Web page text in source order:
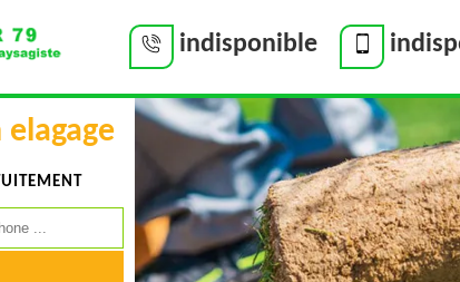
indisponible